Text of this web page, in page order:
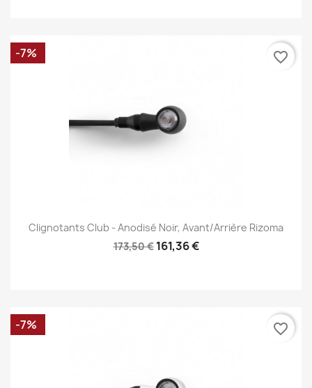
Clignotants Club - Anodisé Noir, Avant/Arrière Rizoma
173,50 € 161,36 €
-7% favorite_border
-7% favorite_border